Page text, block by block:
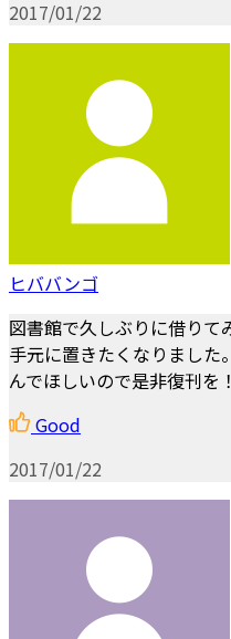
2017/01/22
ヒババンゴ
図書館で久しぶりに借りて
手元に置きたくなりまし
んでほしいので是非復刊を！
Good
2017/01/22